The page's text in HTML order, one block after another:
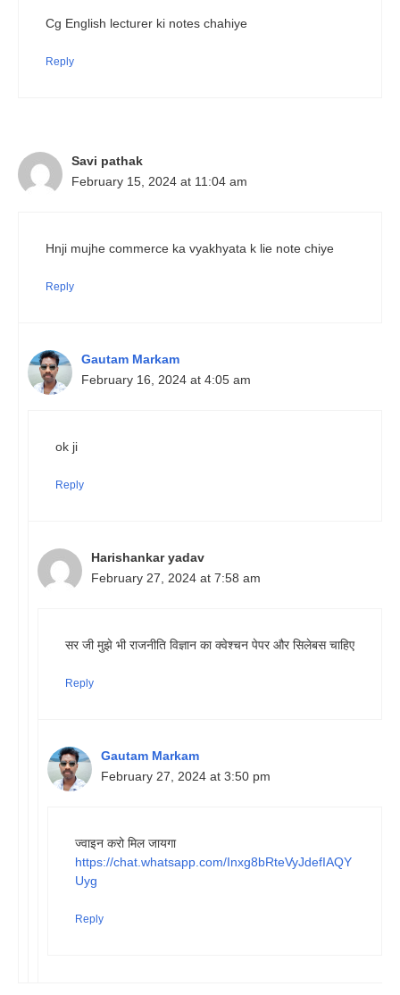
Cg English lecturer ki notes chahiye
Reply
Savi pathak
February 15, 2024 at 11:04 am
Hnji mujhe commerce ka vyakhyata k lie note chiye
Reply
Gautam Markam
February 16, 2024 at 4:05 am
ok ji
Reply
Harishankar yadav
February 27, 2024 at 7:58 am
सर जी मुझे भी राजनीति विज्ञान का क्वेश्चन पेपर और सिलेबस चाहिए
Reply
Gautam Markam
February 27, 2024 at 3:50 pm
ज्वाइन करो मिल जायगा
https://chat.whatsapp.com/Inxg8bRteVyJdefIAQY
Uyg
Reply